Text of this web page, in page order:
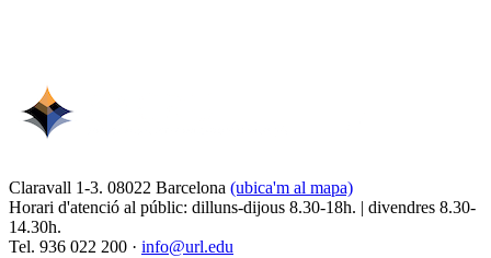
Claravall 1-3. 08022 Barcelona (ubica'm al mapa)
Horari d'atenció al públic: dilluns-dijous 8.30-18h. | divendres 8.30-
14.30h.
Tel. 936 022 200 · info@url.edu